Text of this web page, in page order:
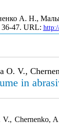
А. Н.,
47. URL:
O. V.,
in
V.,